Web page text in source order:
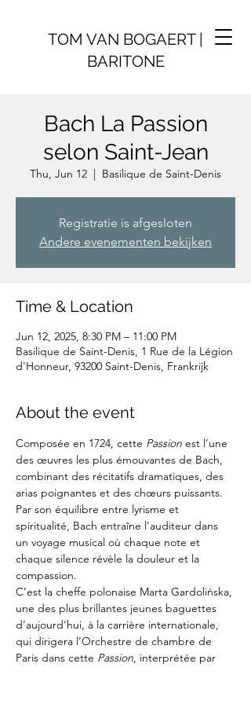
TOM VAN BOGAERT |
BARITONE
Bach La Passion
selon Saint-Jean
Thu, Jun 12
  |
Basilique de Saint-Denis
Registratie is afgesloten
Andere evenementen bekijken
Time & Location
Jun 12, 2025, 8:30 PM – 11:00 PM
Basilique de Saint-Denis, 1 Rue de la Légion
d'Honneur, 93200 Saint-Denis, Frankrijk
About the event
Composée en 1724, cette Passion est l’une
des œuvres les plus émouvantes de Bach,
combinant des récitatifs dramatiques, des
arias poignantes et des chœurs puissants.
Par son équilibre entre lyrisme et
spiritualité, Bach entraîne l’auditeur dans
un voyage musical où chaque note et
chaque silence révèle la douleur et la
compassion.
C’est la cheffe polonaise Marta Gardolińska,
une des plus brillantes jeunes baguettes
d’aujourd’hui, à la carrière internationale,
qui dirigera l’Orchestre de chambre de
Paris dans cette Passion, interprétée par